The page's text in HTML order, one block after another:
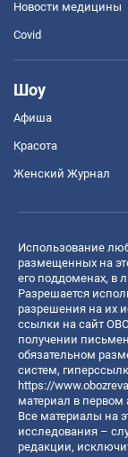
Новости медицины
Covid
Шоу
Афиша
Красота
Женский Журнал
Использование
размещенных на
его поддоменах, в
Разрешается
разрешения на их
ссылки на сайт
получении
обязательном
систем,
https://
материал в первом
Все материалы на
исследования –
редакции,